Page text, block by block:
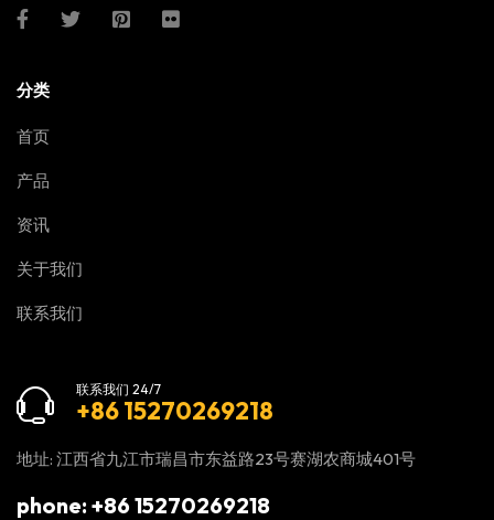
分类
首页
产品
资讯
关于我们
联系我们
联系我们 24/7
+86 15270269218
地址: 江西省九江市瑞昌市东益路23号赛湖农商城401号
phone: +86 15270269218